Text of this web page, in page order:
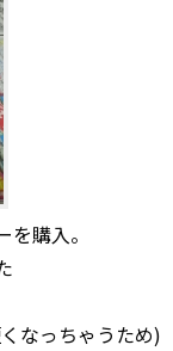
購入。
なっちゃうため)